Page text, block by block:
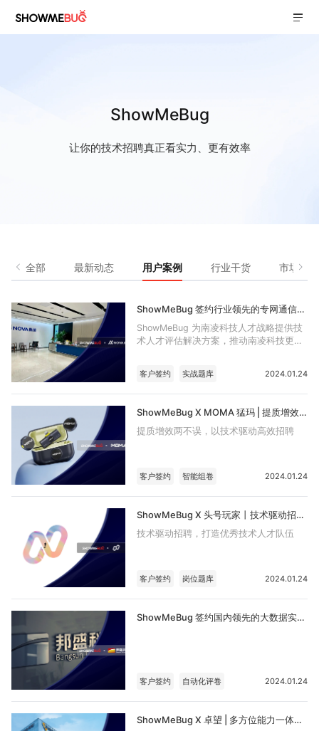
ShowMeBug
让你的技术招聘真正看实力、更有效率
全部 最新动态 用户案例 行业干货 市场活动
ShowMeBug 签约行业领先的专网通信服务提供商——南凌科技
ShowMeBug 为南凌科技人才战略提供技
术人才评估解决方案，推动南凌科技更
客户签约 实战题库 2024.01.24
ShowMeBug X MOMA 猛玛 | 提质增效两不误，以技术驱动高效招聘
提质增效两不误，以技术驱动高效招聘
客户签约 智能组卷 2024.01.24
ShowMeBug X 头号玩家丨技术驱动招聘，打造优秀技术人才队伍
技术驱动招聘，打造优秀技术人才队伍
客户签约 岗位题库 2024.01.24
ShowMeBug 签约国内领先的大数据实时智能基础软件及解决方案服务商——邦盛科技
客户签约 自动化评卷 2024.01.24
ShowMeBug X 卓望 | 多方位能力一体测评，为企业识别人才提质增效